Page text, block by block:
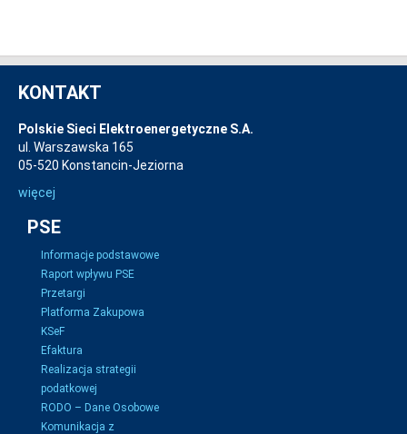
KONTAKT
Polskie Sieci Elektroenergetyczne S.A.
ul. Warszawska 165
05-520 Konstancin-Jeziorna
więcej
PSE
Informacje podstawowe
Raport wpływu PSE
Przetargi
Platforma Zakupowa
KSeF
Efaktura
Realizacja strategii
podatkowej
RODO – Dane Osobowe
Komunikacja z